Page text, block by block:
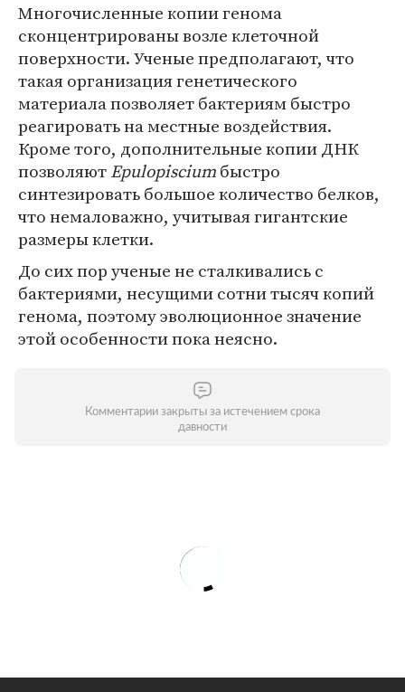
Многочисленные копии генома
сконцентрированы возле клеточной
поверхности. Ученые предполагают, что
такая организация генетического
материала позволяет бактериям быстро
реагировать на местные воздействия.
Кроме того, дополнительные копии ДНК
позволяютEpulopisciumбыстро
синтезировать большое количество белков,
что немаловажно, учитывая гигантские
размеры клетки.
До сих пор ученые не сталкивались с
бактериями, несущими сотни тысяч копий
генома, поэтому эволюционное значение
этой особенности пока неясно.
Комментарии закрыты за истечением срока
давности